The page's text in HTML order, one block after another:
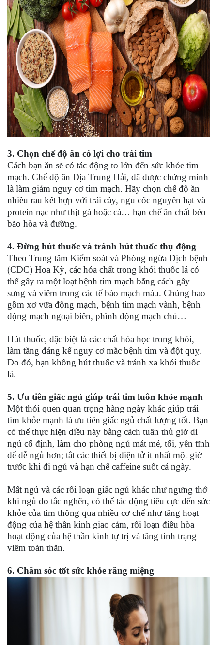
3. Chọn chế độ ăn có lợi cho trái tim
Cách bạn ăn sẽ có tác động to lớn đến sức khỏe tim
mạch. Chế độ ăn Địa Trung Hải, đã được chứng minh
là làm giảm nguy cơ tim mạch. Hãy chọn chế độ ăn
nhiều rau kết hợp với trái cây, ngũ cốc nguyên hạt và
protein nạc như thịt gà hoặc cá… hạn chế ăn chất béo
bão hòa và đường.
4. Đừng hút thuốc và tránh hút thuốc thụ động
Theo Trung tâm Kiểm soát và Phòng ngừa Dịch bệnh
(CDC) Hoa Kỳ, các hóa chất trong khói thuốc lá có
thể gây ra một loạt bệnh tim mạch bằng cách gây
sưng và viêm trong các tế bào mạch máu. Chúng bao
gồm xơ vữa động mạch, bệnh tim mạch vành, bệnh
động mạch ngoại biên, phình động mạch chủ…
Hút thuốc, đặc biệt là các chất hóa học trong khói,
làm tăng đáng kể nguy cơ mắc bệnh tim và đột quỵ.
Do đó, bạn không hút thuốc và tránh xa khói thuốc
lá.
5. Ưu tiên giấc ngủ giúp trái tim luôn khỏe mạnh
Một thói quen quan trọng hàng ngày khác giúp trái
tim khỏe mạnh là ưu tiên giấc ngủ chất lượng tốt. Bạn
có thể thực hiện điều này bằng cách tuân thủ giờ đi
ngủ cố định, làm cho phòng ngủ mát mẻ, tối, yên tĩnh
để dễ ngủ hơn; tắt các thiết bị điện tử ít nhất một giờ
trước khi đi ngủ và hạn chế caffeine suốt cả ngày.
Mất ngủ và các rối loạn giấc ngủ khác như ngưng thở
khi ngủ do tắc nghẽn, có thể tác động tiêu cực đến sức
khỏe của tim thông qua nhiều cơ chế như tăng hoạt
động của hệ thần kinh giao cảm, rối loạn điều hòa
hoạt động của hệ thần kinh tự trị và tăng tình trạng
viêm toàn thân.
6. Chăm sóc tốt sức khỏe răng miệng